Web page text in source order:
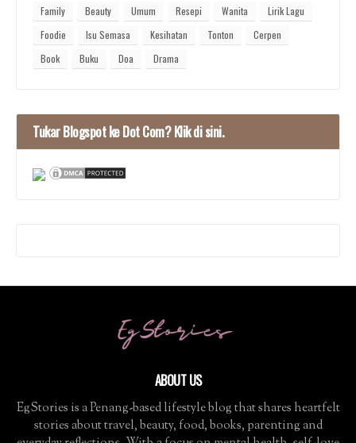
Family
Beauty Umum Resepi Wanita
Lirik Lagu
Foodie
Isu Semasa Kesihatan Tonton
Cerpen
Book
Buku Doa Drama
Tukar Blogspot ke Dot Com? Klik di sini.
ABOUT US
EgStories is a Penang-based lifestyle blog that shares heartfelt
stories about travel, beauty, food, books, parenting and